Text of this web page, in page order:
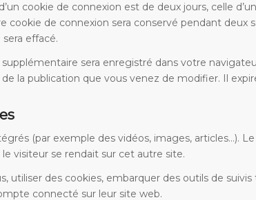
cookie de connexion est de deux jours, celle
cookie de connexion sera conservé pendant deux
effacé.
sera enregistré dans votre
la publication que vous venez de modifier. Il
(par exemple des vidéos, images, articles…).
visiteur se rendait sur cet autre site.
utiliser des cookies, embarquer des outils de
connecté sur leur site web.